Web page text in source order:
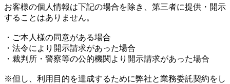
お客様の個人情報は下記の場合を除き、第三者に提供・開示
することはありません。
・ご本人様の同意がある場合
・法令により開示請求があった場合
・裁判所・警察等の公的機関より開示請求があった場合
※但し、利用目的を達成するために弊社と業務委託契約をし